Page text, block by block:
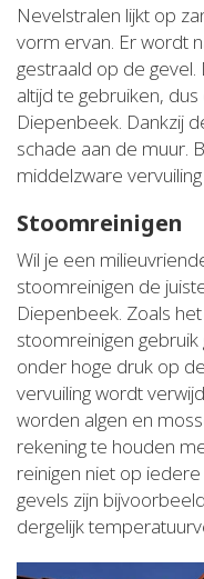
Nevelstralen lijkt op
vorm ervan. Er wordt
gestraald op de gevel.
altijd te gebruiken,
Diepenbeek. Dankzij
schade aan de muur.
middelzware
Stoomreinigen
Wil je een
stoomreinigen de
Diepenbeek. Zoals
stoomreinigen
onder hoge druk op
vervuiling wordt
worden algen en
rekening te houden
reinigen niet op
gevels zijn
dergelijk